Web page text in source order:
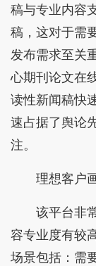
稿与专业内容
稿，这对于需
发布需求至关
心期刊论文在
读性新闻稿快
速占据了舆论
注。
理想客户
该平台非
容专业度有较
场景包括：需